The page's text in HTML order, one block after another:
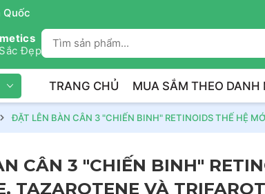
Quốc
Đẹp
TRANG CHỦ MUA SẮM THEO DANH
ĐẶT LÊN BÀN CÂN 3 "CHIẾN BINH" RETINOIDS THẾ HỆ
CÂN 3 "CHIẾN BINH"
TAZAROTENE VÀ